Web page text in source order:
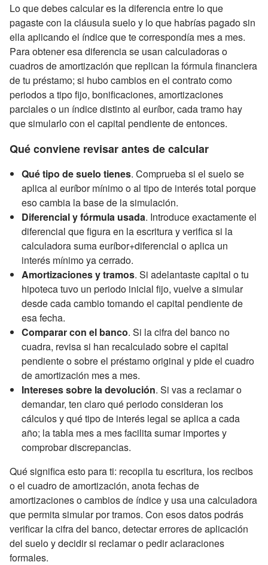
Lo que debes calcular es la diferencia entre lo que
pagaste con la cláusula suelo y lo que habrías pagado sin
ella aplicando el índice que te correspondía mes a mes.
Para obtener esa diferencia se usan calculadoras o
cuadros de amortización que replican la fórmula financiera
de tu préstamo; si hubo cambios en el contrato como
periodos a tipo fijo, bonificaciones, amortizaciones
parciales o un índice distinto al euríbor, cada tramo hay
que simularlo con el capital pendiente de entonces.
Qué conviene revisar antes de calcular
Qué tipo de suelo tienes. Comprueba si el suelo se
aplica al euríbor mínimo o al tipo de interés total porque
eso cambia la base de la simulación.
Diferencial y fórmula usada. Introduce exactamente el
diferencial que figura en la escritura y verifica si la
calculadora suma euríbor+diferencial o aplica un
interés mínimo ya cerrado.
Amortizaciones y tramos. Si adelantaste capital o tu
hipoteca tuvo un periodo inicial fijo, vuelve a simular
desde cada cambio tomando el capital pendiente de
esa fecha.
Comparar con el banco. Si la cifra del banco no
cuadra, revisa si han recalculado sobre el capital
pendiente o sobre el préstamo original y pide el cuadro
de amortización mes a mes.
Intereses sobre la devolución. Si vas a reclamar o
demandar, ten claro qué periodo consideran los
cálculos y qué tipo de interés legal se aplica a cada
año; la tabla mes a mes facilita sumar importes y
comprobar discrepancias.
Qué significa esto para ti: recopila tu escritura, los recibos
o el cuadro de amortización, anota fechas de
amortizaciones o cambios de índice y usa una calculadora
que permita simular por tramos. Con esos datos podrás
verificar la cifra del banco, detectar errores de aplicación
del suelo y decidir si reclamar o pedir aclaraciones
formales.